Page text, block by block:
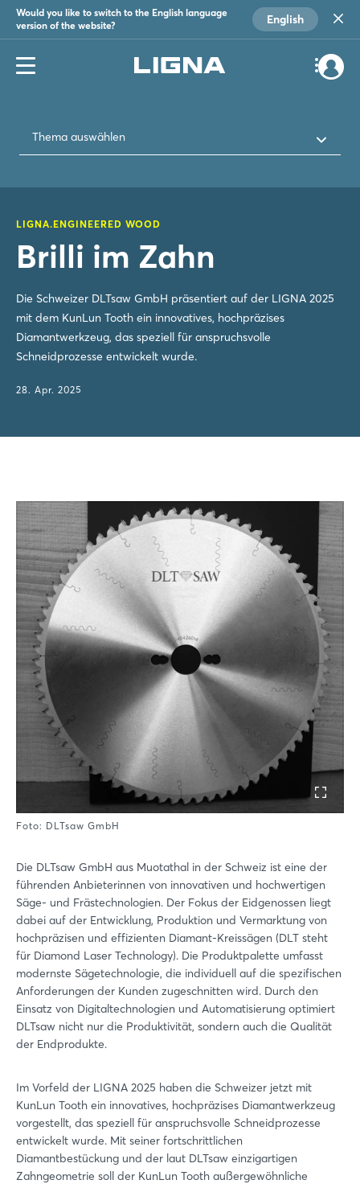
Would you like to switch to the English language
version of the website?
English
Thema auswählen
LIGNA.ENGINEERED WOOD
Brilli im Zahn
Die Schweizer DLTsaw GmbH präsentiert auf der LIGNA 2025
mit dem KunLun Tooth ein innovatives, hochpräzises
Diamantwerkzeug, das speziell für anspruchsvolle
Schneidprozesse entwickelt wurde.
28. Apr. 2025
Foto: DLTsaw GmbH
Die DLTsaw GmbH aus Muotathal in der Schweiz ist eine der
führenden Anbieterinnen von innovativen und hochwertigen
Säge- und Frästechnologien. Der Fokus der Eidgenossen liegt
dabei auf der Entwicklung, Produktion und Vermarktung von
hochpräzisen und effizienten Diamant-Kreissägen (DLT steht
für Diamond Laser Technology). Die Produktpalette umfasst
modernste Sägetechnologie, die individuell auf die spezifischen
Anforderungen der Kunden zugeschnitten wird. Durch den
Einsatz von Digitaltechnologien und Automatisierung optimiert
DLTsaw nicht nur die Produktivität, sondern auch die Qualität
der Endprodukte.
Im Vorfeld der LIGNA 2025 haben die Schweizer jetzt mit
KunLun Tooth ein innovatives, hochpräzises Diamantwerkzeug
vorgestellt, das speziell für anspruchsvolle Schneidprozesse
entwickelt wurde. Mit seiner fortschrittlichen
Diamantbestückung und der laut DLTsaw einzigartigen
Zahngeometrie soll der KunLun Tooth außergewöhnliche